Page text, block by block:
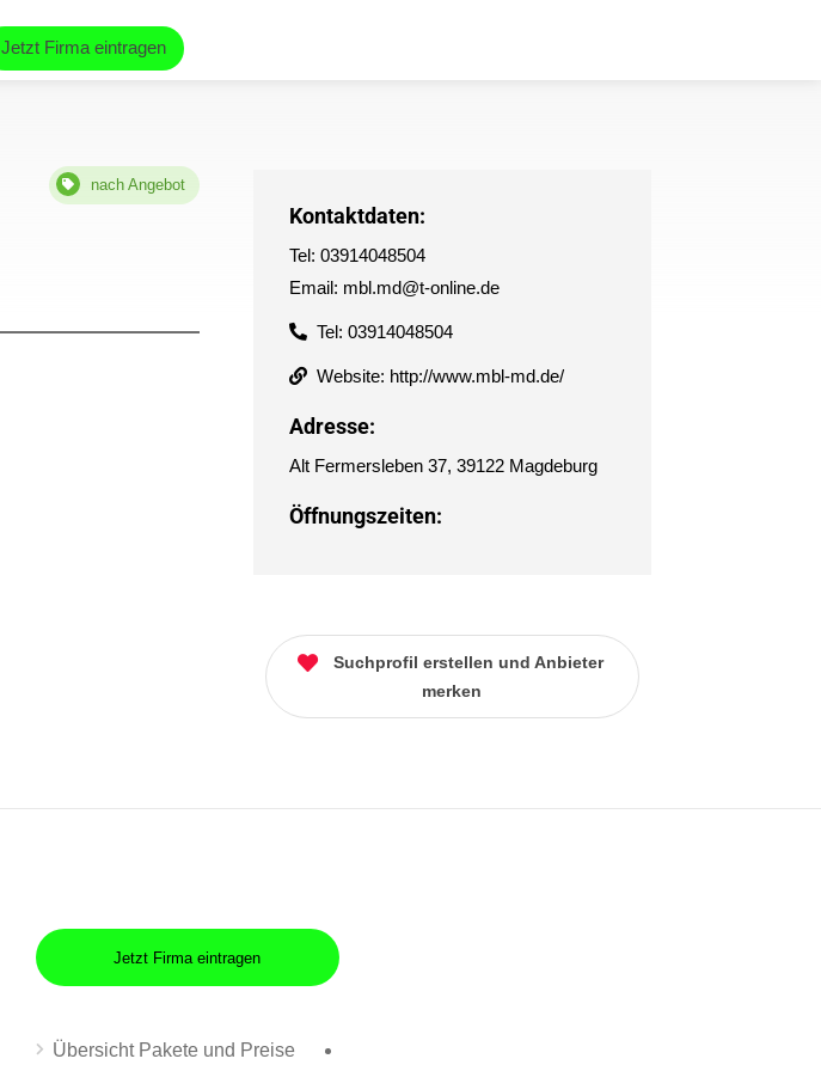
Jetzt Firma eintragen
nach Angebot
Kontaktdaten:
Tel: 03914048504
Email: mbl.md@t-online.de
Tel: 03914048504
Website: http://www.mbl-md.de/
Adresse:
Alt Fermersleben 37, 39122 Magdeburg
Öffnungszeiten:
Suchprofil erstellen und Anbieter
merken
Jetzt Firma eintragen
Übersicht Pakete und Preise